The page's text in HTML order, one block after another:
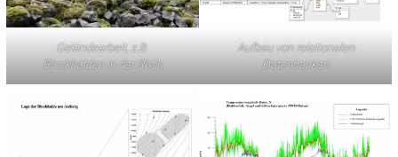
Geländearbeit, z.B.
Blockhalden in der Rhön
Aufbau von relationalen
Datenbanken